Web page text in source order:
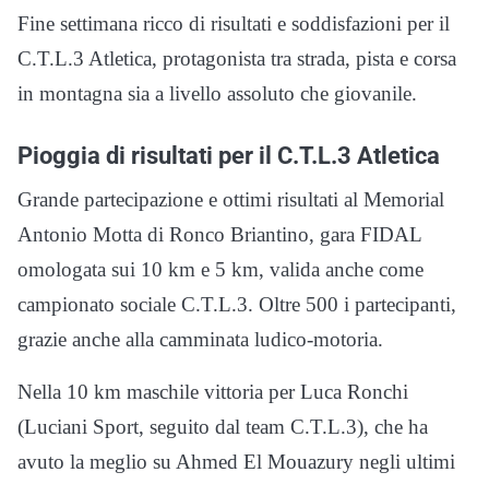
Fine settimana ricco di risultati e soddisfazioni per il
C.T.L.3 Atletica, protagonista tra strada, pista e corsa
in montagna sia a livello assoluto che giovanile.
Pioggia di risultati per il C.T.L.3 Atletica
Grande partecipazione e ottimi risultati al Memorial
Antonio Motta di Ronco Briantino, gara FIDAL
omologata sui 10 km e 5 km, valida anche come
campionato sociale C.T.L.3. Oltre 500 i partecipanti,
grazie anche alla camminata ludico-motoria.
Nella 10 km maschile vittoria per Luca Ronchi
(Luciani Sport, seguito dal team C.T.L.3), che ha
avuto la meglio su Ahmed El Mouazury negli ultimi